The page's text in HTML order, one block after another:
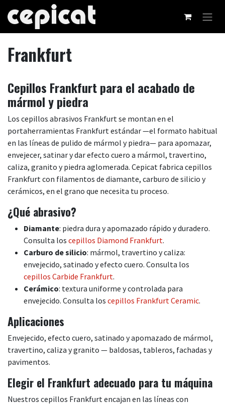
Ir al contenido
Frankfurt
Cepillos Frankfurt para el acabado de
mármol y piedra
Los cepillos abrasivos Frankfurt se montan en el
portaherramientas Frankfurt estándar —el formato habitual
en las líneas de pulido de mármol y piedra— para apomazar,
envejecer, satinar y dar efecto cuero a mármol, travertino,
caliza, granito y piedra aglomerada. Cepicat fabrica cepillos
Frankfurt con filamentos de diamante, carburo de silicio y
cerámicos, en el grano que necesita tu proceso.
¿Qué abrasivo?
Diamante: piedra dura y apomazado rápido y duradero.
Consulta los cepillos Diamond Frankfurt.
Carburo de silicio: mármol, travertino y caliza:
envejecido, satinado y efecto cuero. Consulta los
cepillos Carbide Frankfurt.
Cerámico: textura uniforme y controlada para
envejecido. Consulta los cepillos Frankfurt Ceramic.
Aplicaciones
Envejecido, efecto cuero, satinado y apomazado de mármol,
travertino, caliza y granito — baldosas, tableros, fachadas y
pavimentos.
Elegir el Frankfurt adecuado para tu máquina
Nuestros cepillos Frankfurt encajan en las líneas con